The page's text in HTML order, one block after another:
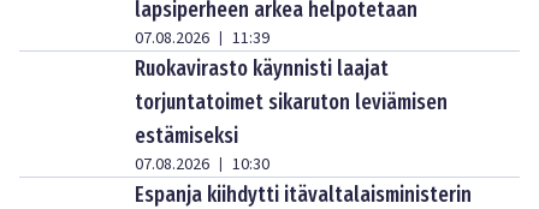
lapsiperheen arkea helpotetaan
07.08.2026 | 11:39
Ruokavirasto käynnisti laajat
torjuntatoimet sikaruton leviämisen
estämiseksi
07.08.2026 | 10:30
Espanja kiihdytti itävaltalaisministerin